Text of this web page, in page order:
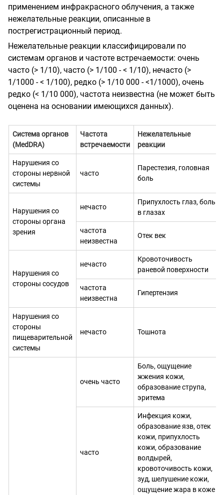
применением инфракрасного облучения, а также
нежелательные реакции, описанные в
пострегистрационный период.
Нежелательные реакции классифицировали по
системам органов и частоте встречаемости: очень
часто (> 1/10), часто (> 1/100 - < 1/10), нечасто (>
1/1000 - < 1/100), редко (> 1/10 000 - <1/1000), очень
редко (< 1/10 000), частота неизвестна (не может быть
оценена на основании имеющихся данных).
Система органов
(MedDRA)
Частота
встречаемости
Нежелательные
реакции
Нарушения со
стороны нервной
системы
часто
Парестезия, головная
боль
Нарушения со
стороны органа
зрения
нечасто
Припухлость глаз, боль
в глазах
частота
неизвестна
Отек век
Нарушения со
стороны сосудов
нечасто
Кровоточивость
раневой поверхности
частота
неизвестна
Гипертензия
Нарушения со
стороны
пищеварительной
системы
нечасто Тошнота
очень часто
Боль, ощущение
жжения кожи,
образование струпа,
эритема
часто
Инфекция кожи,
образование язв, отек
кожи, припухлость
кожи, образование
волдырей,
кровоточивость кожи,
зуд, шелушение кожи,
ощущение жара в коже